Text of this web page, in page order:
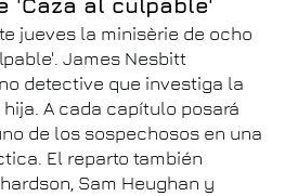
jueves la minisèrie de ocho
James Nesbitt
detective que investiga la
A cada capítulo posará
de los sospechosos en una
El reparto también
Sam Heughan y